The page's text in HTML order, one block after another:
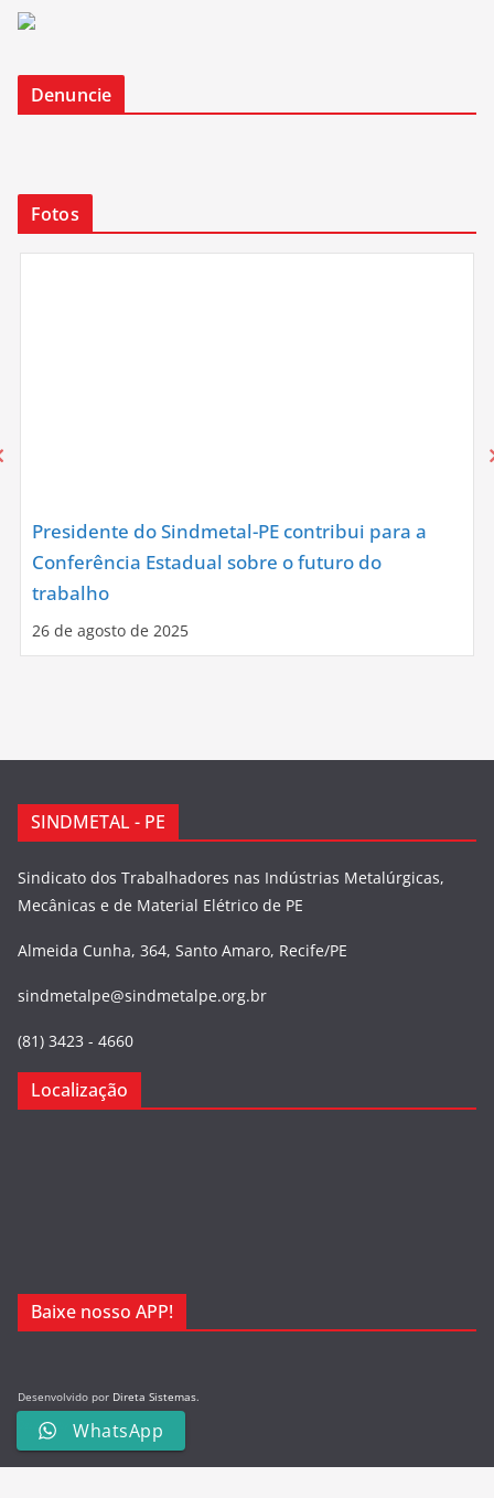
Denuncie
Fotos
Presidente do Sindmetal-PE contribui para a
Conferência Estadual sobre o futuro do
trabalho
26 de agosto de 2025
SINDMETAL - PE
Sindicato dos Trabalhadores nas Indústrias Metalúrgicas,
Mecânicas e de Material Elétrico de PE
Almeida Cunha, 364, Santo Amaro, Recife/PE
sindmetalpe@sindmetalpe.org.br
(81) 3423 - 4660
Localização
Baixe nosso APP!
Desenvolvido por Direta Sistemas.
Designed by FreepikWhatsApp